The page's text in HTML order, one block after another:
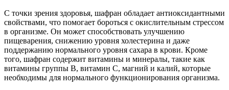
С точки зрения здоровья, шафран обладает антиоксидантными
свойствами, что помогает бороться с окислительным стрессом
в организме. Он может способствовать улучшению
пищеварения, снижению уровня холестерина и даже
поддержанию нормального уровня сахара в крови. Кроме
того, шафран содержит витамины и минералы, такие как
витамины группы B, витамин C, магний и калий, которые
необходимы для нормального функционирования организма.